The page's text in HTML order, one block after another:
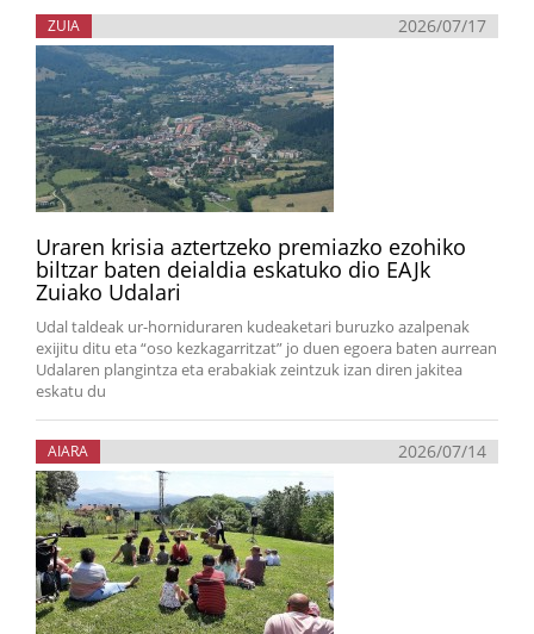
ZUIA 2026/07/17
Uraren krisia aztertzeko premiazko ezohiko
biltzar baten deialdia eskatuko dio EAJk
Zuiako Udalari
Udal taldeak ur-horniduraren kudeaketari buruzko azalpenak
exijitu ditu eta “oso kezkagarritzat” jo duen egoera baten aurrean
Udalaren plangintza eta erabakiak zeintzuk izan diren jakitea
eskatu du
AIARA 2026/07/14